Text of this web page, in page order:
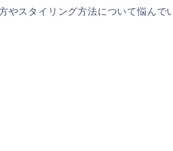
やスタイリング方法について悩んで